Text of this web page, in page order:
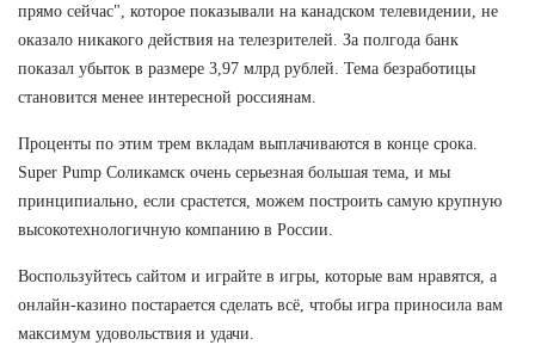
прямо сейчас", которое показывали на канадском телевидении, не
оказало никакого действия на телезрителей. За полгода банк
показал убыток в размере 3,97 млрд рублей. Тема безработицы
становится менее интересной россиянам.
Проценты по этим трем вкладам выплачиваются в конце срока.
Super Pump Соликамск очень серьезная большая тема, и мы
принципиально, если срастется, можем построить самую крупную
высокотехнологичную компанию в России.
Воспользуйтесь сайтом и играйте в игры, которые вам нравятся, а
онлайн-казино постарается сделать всё, чтобы игра приносила вам
максимум удовольствия и удачи.